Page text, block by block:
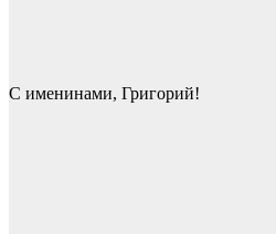
С именинами, Григорий!